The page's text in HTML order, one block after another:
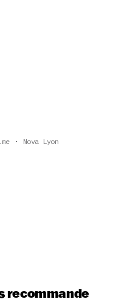
Nova Lyon
recommande